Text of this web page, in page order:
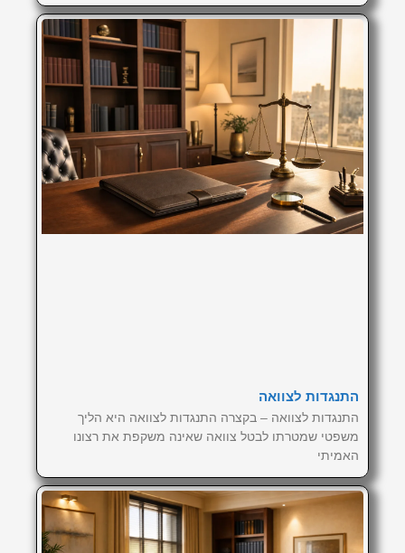
התנגדות לצוואה
התנגדות לצוואה – בקצרה התנגדות לצוואה היא הליך
משפטי שמטרתו לבטל צוואה שאינה משקפת את רצונו
האמיתי